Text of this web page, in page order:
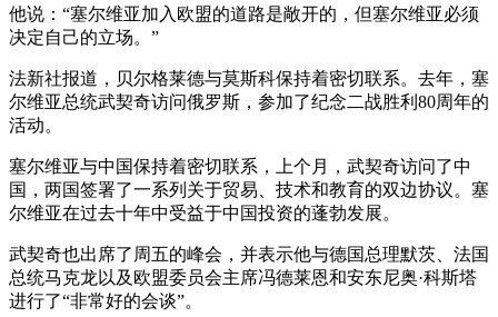
他说：“塞尔维亚加入欧盟的道路是敞开的，但塞尔维亚必须
决定自己的立场。”
法新社报道，贝尔格莱德与莫斯科保持着密切联系。去年，塞
尔维亚总统武契奇访问俄罗斯，参加了纪念二战胜利80周年的
活动。
塞尔维亚与中国保持着密切联系，上个月，武契奇访问了中
国，两国签署了一系列关于贸易、技术和教育的双边协议。塞
尔维亚在过去十年中受益于中国投资的蓬勃发展。
武契奇也出席了周五的峰会，并表示他与德国总理默茨、法国
总统马克龙以及欧盟委员会主席冯德莱恩和安东尼奥·科斯塔
进行了“非常好的会谈”。